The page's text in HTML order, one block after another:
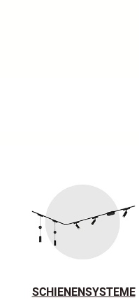
SCHIENENSYSTEME